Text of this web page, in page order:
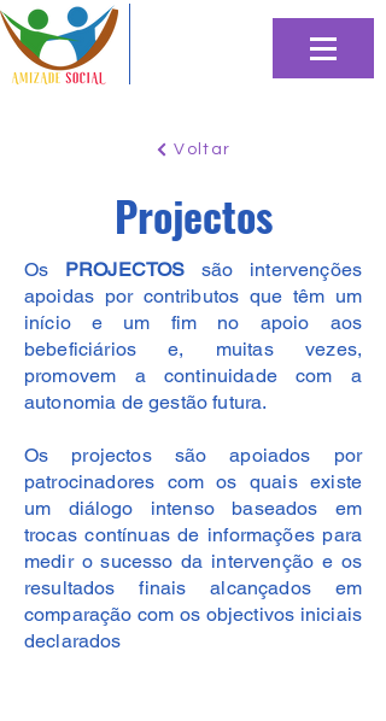
Voltar
Projectos
Os PROJECTOS são intervenções
apoidas por contributos que têm um
início e um fim no apoio aos
bebeficiários e, muitas vezes,
promovem a continuidade com a
autonomia de gestão futura.
Os projectos são apoiados por
patrocinadores com os quais existe
um diálogo intenso baseados em
trocas contínuas de informações para
medir o sucesso da intervenção e os
resultados finais alcançados em
comparação com os objectivos iniciais
declarados